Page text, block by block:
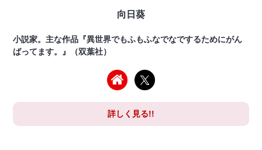
向日葵
小説家。主な作品『異世界でもふもふなでなでするためにがん
ばってます。』（双葉社）
詳しく見る!!